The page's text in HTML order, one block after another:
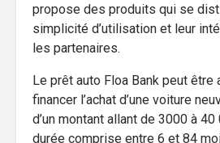
propose des produits qui se
simplicité d’utilisation et leur
les partenaires.
Le prêt auto Floa Bank peut être
financer l’achat d’une voiture
d’un montant allant de 3000 à
durée comprise entre 6 et 84